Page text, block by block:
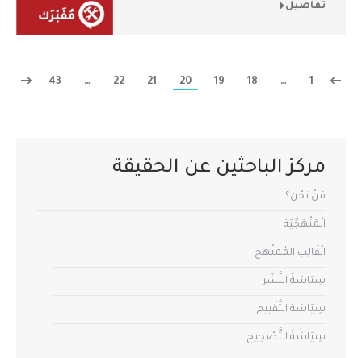
تفاصيل
1
…
18
19
20
21
22
…
43
مركز الباحثين عن الحقيقة
مَنْ نَحْن؟
الْمَنْهَجِّيَة
الْقَالِب المُمَنْهَج
سِيَاسَةُ النَّشَر
سِيَاسَةُ التَّقْييم
سِيَاسَةُ التَّصْحِيح